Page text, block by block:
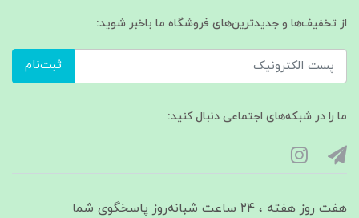
از تخفیف‌ها و جدیدترین‌های فروشگاه ما باخبر شوید:
ثبت‌نام
ما را در شبکه‌های اجتماعی دنبال کنید:
هفت روز هفته ، ۲۴ ساعت شبانه‌روز پاسخگوی شما